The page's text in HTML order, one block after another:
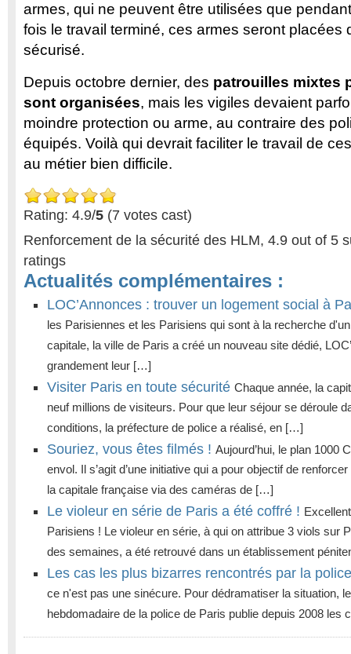
armes, qui ne peuvent être utilisées que
fois le travail terminé, ces armes seront placées
sécurisé.
Depuis octobre dernier, des patrouilles mixtes
sont organisées, mais les vigiles devaient
moindre protection ou arme, au contraire des
équipés. Voilà qui devrait faciliter le travail de
au métier bien difficile.
Rating: 4.9/5 (7 votes cast)
Renforcement de la sécurité des HLM, 4.9 out of 5
ratings
Actualités complémentaires :
LOC’Annonces : trouver un logement social à
les Parisiennes et les Parisiens qui sont à la recherche
capitale, la ville de Paris a créé un nouveau site dédié,
grandement leur […]
Visiter Paris en toute sécurité Chaque année, la
neuf millions de visiteurs. Pour que leur séjour se déroule
conditions, la préfecture de police a réalisé, en […]
Souriez, vous êtes filmés ! Aujourd’hui, le plan 1000
envol. Il s’agit d’une initiative qui a pour objectif de
la capitale française via des caméras de […]
Le violeur en série de Paris a été coffré !
Parisiens ! Le violeur en série, à qui on attribue 3 viols sur
des semaines, a été retrouvé dans un établissement
Les cas les plus bizarres rencontrés par la
ce n'est pas une sinécure. Pour dédramatiser la situation,
hebdomadaire de la police de Paris publie depuis 2008